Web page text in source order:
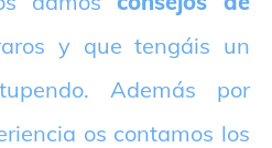
y que tengáis un
Además por
os contamos los